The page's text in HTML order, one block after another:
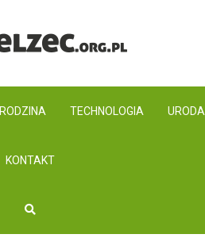
RODZINA TECHNOLOGIA URODA
KONTAKT